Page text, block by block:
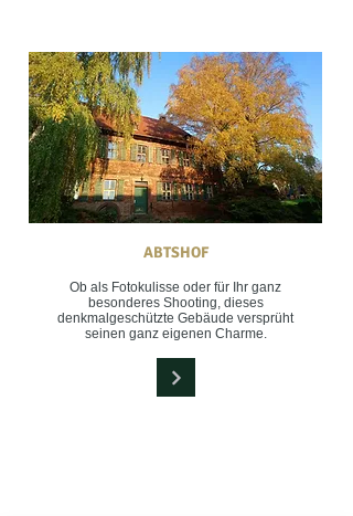
ABTSHOF
Ob als Fotokulisse oder für Ihr ganz
besonderes Shooting, dieses
denkmalgeschützte Gebäude versprüht
seinen ganz eigenen Charme.